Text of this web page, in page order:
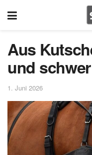
Aus
und
1. Juni 2026